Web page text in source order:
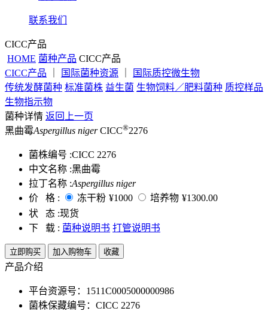
联系我们
CICC产品
HOME 菌种产品 CICC产品
CICC产品
国际菌种资源
国际质控微生物
传统发酵菌种 标准菌株 益生菌 生物饲料／肥料菌种 质控样品
生物指示物
菌种详情 返回上一页
黑曲霉Aspergillus nigerCICC®2276
菌株编号 :CICC 2276
中文名称 :黑曲霉
拉丁名称 :Aspergillus niger
价 格 :
冻干粉 ¥1000 培养物 ¥1300.00
状 态 :现货
下 载 : 菌种说明书 打管说明书
立即购买 加入购物车 收藏
产品介绍
平台资源号：1511C0005000000986
菌株保藏编号：CICC 2276